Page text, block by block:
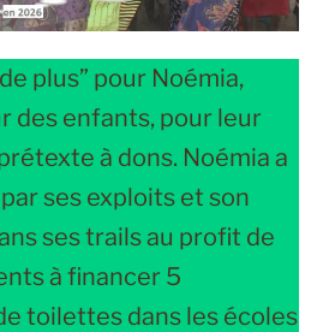
plus” pour Noémia,
des enfants, pour leur
à dons. Noémia a
ses exploits et son
ses trails au profit de
à financer 5
toilettes dans les écoles